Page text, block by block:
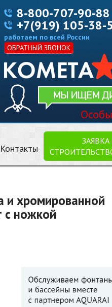
8-800-707-90-88
+7(919) 105-38-
работаем по всей России
ОБРАТНЫЙ ЗВОНОК
Контакты
ЗАЯВКА
и хромированной
с ножкой